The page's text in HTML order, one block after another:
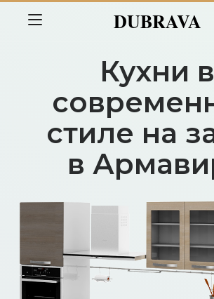
DUBRAVA
Кухни в
стиле на
в